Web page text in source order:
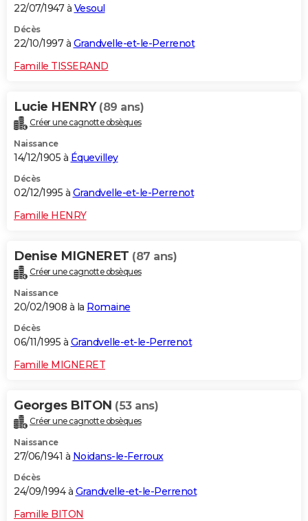
22/07/1947 à Vesoul
Décès
22/10/1997 à Grandvelle-et-le-Perrenot
Famille TISSERAND
Lucie HENRY (89 ans)
Créer une cagnotte obsèques
Naissance
14/12/1905 à Équevilley
Décès
02/12/1995 à Grandvelle-et-le-Perrenot
Famille HENRY
Denise MIGNERET (87 ans)
Créer une cagnotte obsèques
Naissance
20/02/1908 à la Romaine
Décès
06/11/1995 à Grandvelle-et-le-Perrenot
Famille MIGNERET
Georges BITON (53 ans)
Créer une cagnotte obsèques
Naissance
27/06/1941 à Noidans-le-Ferroux
Décès
24/09/1994 à Grandvelle-et-le-Perrenot
Famille BITON